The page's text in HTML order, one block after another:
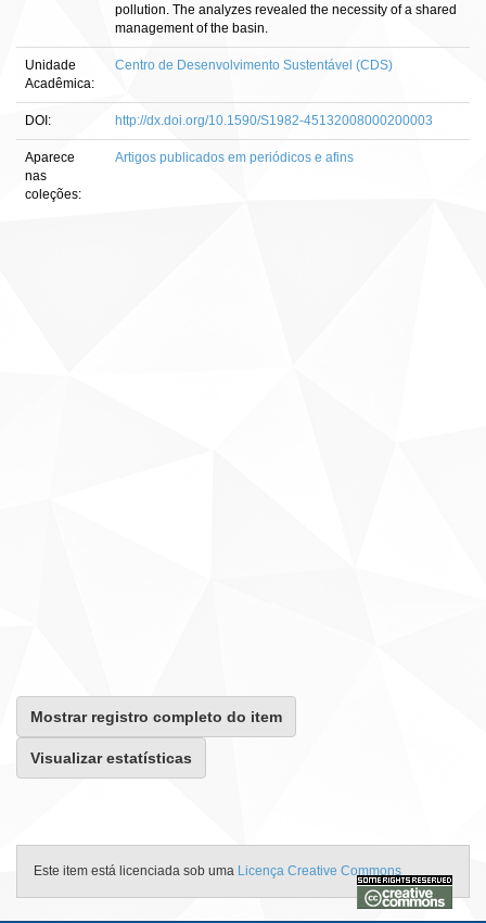
pollution. The analyzes revealed the necessity of a shared
management of the basin.
Unidade
Acadêmica:
Centro de Desenvolvimento Sustentável (CDS)
DOI: http://dx.doi.org/10.1590/S1982-45132008000200003
Aparece
nas
coleções:
Artigos publicados em periódicos e afins
Mostrar registro completo do item
Visualizar estatísticas
Este item está licenciada sob uma Licença Creative Commons